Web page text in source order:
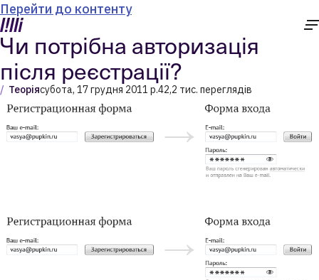
Перейти до контенту
Чи потрібна авторизація
після реєстрації?
Теоріясубота, 17 грудня 2011 р.42,2 тис. переглядів